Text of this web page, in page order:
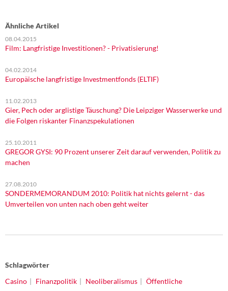
Ähnliche Artikel
08.04.2015
Film: Langfristige Investitionen? - Privatisierung!
04.02.2014
Europäische langfristige Investmentfonds (ELTIF)
11.02.2013
Gier, Pech oder arglistige Täuschung? Die Leipziger Wasserwerke und
die Folgen riskanter Finanzspekulationen
25.10.2011
GREGOR GYSI: 90 Prozent unserer Zeit darauf verwenden, Politik zu
machen
27.08.2010
SONDERMEMORANDUM 2010: Politik hat nichts gelernt - das
Umverteilen von unten nach oben geht weiter
Schlagwörter
Casino
Finanzpolitik Neoliberalismus Öffentliche